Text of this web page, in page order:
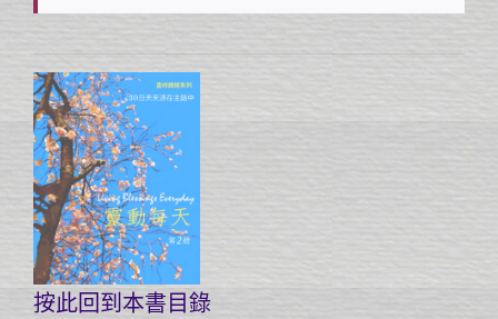
按此回到本書目錄